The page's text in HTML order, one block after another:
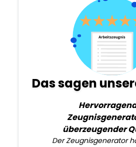
Das sagen
überzeugender
Der Zeugnisgenerator